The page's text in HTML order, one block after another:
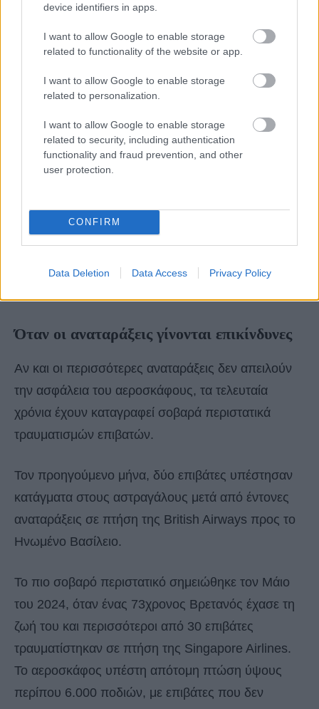
device identifiers in apps.
I want to allow Google to enable storage
related to functionality of the website or app.
I want to allow Google to enable storage
related to personalization.
I want to allow Google to enable storage
related to security, including authentication
functionality and fraud prevention, and other
user protection.
CONFIRM
Data Deletion Data Access Privacy Policy
Όταν οι αναταράξεις γίνονται επικίνδυνες
Αν και οι περισσότερες αναταράξεις δεν απειλούν
την ασφάλεια του αεροσκάφους, τα τελευταία
χρόνια έχουν καταγραφεί σοβαρά περιστατικά
τραυματισμών επιβατών.
Τον προηγούμενο μήνα, δύο επιβάτες υπέστησαν
κατάγματα στους αστραγάλους μετά από έντονες
αναταράξεις σε πτήση της British Airways προς το
Ηνωμένο Βασίλειο.
Το πιο σοβαρό περιστατικό σημειώθηκε τον Μάιο
του 2024, όταν ένας 73χρονος Βρετανός έχασε τη
ζωή του και περισσότεροι από 30 επιβάτες
τραυματίστηκαν σε πτήση της Singapore Airlines.
Το αεροσκάφος υπέστη απότομη πτώση ύψους
περίπου 6.000 ποδιών, με επιβάτες που δεν